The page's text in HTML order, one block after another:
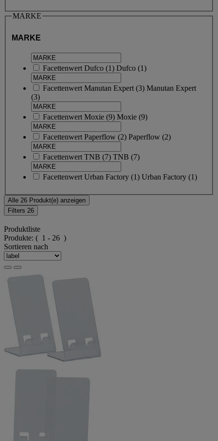
MARKE
MARKE
Facettenwert Dufco (1) Dufco (1)
Facettenwert Manutan Expert(3) Manutan Expert
(3)
Facettenwert Moxie (9) Moxie (9)
Facettenwert Paperflow (2) Paperflow (2)
Facettenwert TNB (7) TNB (7)
Facettenwert Urban Factory (1) Urban Factory (1)
Alle 26 Produkt(e) anzeigen
Filters 26
Produktliste
Produkte: ( 1 - 26 )
Sortieren nach